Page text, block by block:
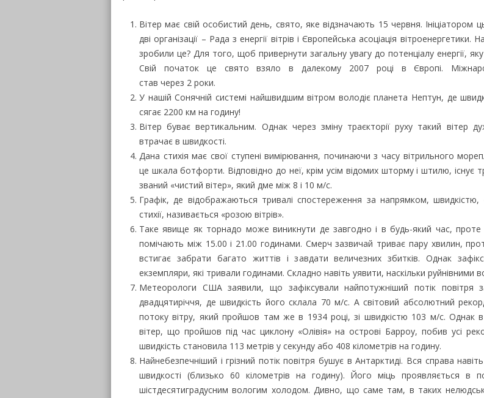
Вітер має свій особистий день, свято, яке відзначають 15 червня. Ініціатором
дві організації – Рада з енергії вітрів і Європейська асоціація вітроенергетики.
зробили це? Для того, щоб привернути загальну увагу до потенціалу енергії,
Свій початок це свято взяло в далекому 2007 році в Європі.
став через 2 роки.
У нашій Сонячній системі найшвидшим вітром володіє планета Нептун, де
сягає 2200 км на годину!
Вітер буває вертикальним. Однак через зміну траєкторії руху такий вітер
втрачає в швидкості.
Дана стихія має свої ступені вимірювання, починаючи з часу вітрильного
це шкала ботфорти. Відповідно до неї, крім усім відомих шторму і штилю, існує
званий «чистий вітер», який дме між 8 і 10 м/с.
Графік, де відображаються тривалі спостереження за напрямком, швидкістю,
стихії, називається «розою вітрів».
Таке явище як торнадо може виникнути де завгодно і в будь-який час, проте
помічають між 15.00 і 21.00 годинами. Смерч зазвичай триває пару хвилин,
встигає забрати багато життів і завдати величезних збитків. Однак
екземпляри, які тривали годинами. Складно навіть уявити, наскільки руйнівними
Метеорологи США заявили, що зафіксували найпотужніший потік повітря
двадцятиріччя, де швидкість його склала 70 м/с. А світовий абсолютний
потоку вітру, який пройшов там же в 1934 році, зі швидкістю 103 м/с. Однак
вітер, що пройшов під час циклону «Олівія» на острові Барроу, побив усі
швидкість становила 113 метрів у секунду або 408 кілометрів на годину.
Найнебезпечніший і грізний потік повітря бушує в Антарктиді. Вся справа
швидкості (близько 60 кілометрів на годину). Його міць проявляється в
шістдесятиградусним вологим холодом. Дивно, що саме там, в таких